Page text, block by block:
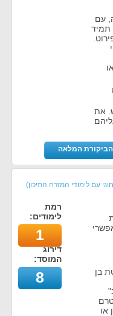
עם
תמיד
את
הביקורת המלאה
עם לימודי המזרח התיכון)
בן
או
רמת
לימודים:
1
דירוג
המוסד:
8